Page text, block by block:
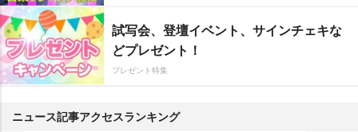
試写会、登壇イベント、サインチェキな
どプレゼント！
プレゼント特集
ニュース記事アクセスランキング